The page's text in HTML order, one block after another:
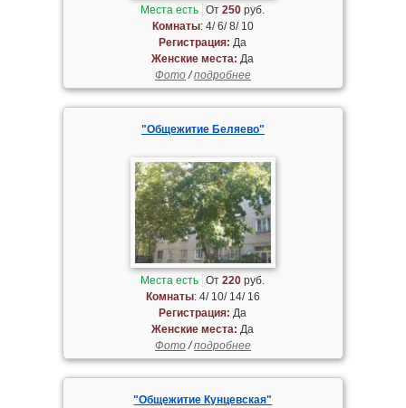
Места есть От250 руб.
Комнаты: 4/ 6/ 8/ 10
Регистрация: Да
Женские места: Да
Фото/подробнее
"Общежитие Беляево"
Места есть От220 руб.
Комнаты: 4/ 10/ 14/ 16
Регистрация: Да
Женские места: Да
Фото/подробнее
"Общежитие Кунцевская"